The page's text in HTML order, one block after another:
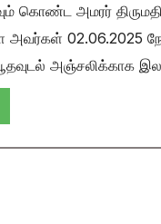
கொண்ட அமரர்
அவர்கள் 02.06.2025
அஞ்சலிக்காக